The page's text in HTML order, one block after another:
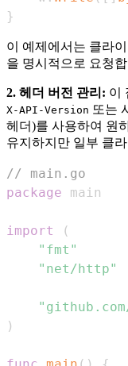
}
이 예제에서는 클라
을 명시적으로 요청
2. 헤더 버전 관리: 이
X-API-Version 또는
헤더)를 사용하여 원
유지하지만 일부 클
// main.go
package
import
(
"fmt"
"net/http"
)